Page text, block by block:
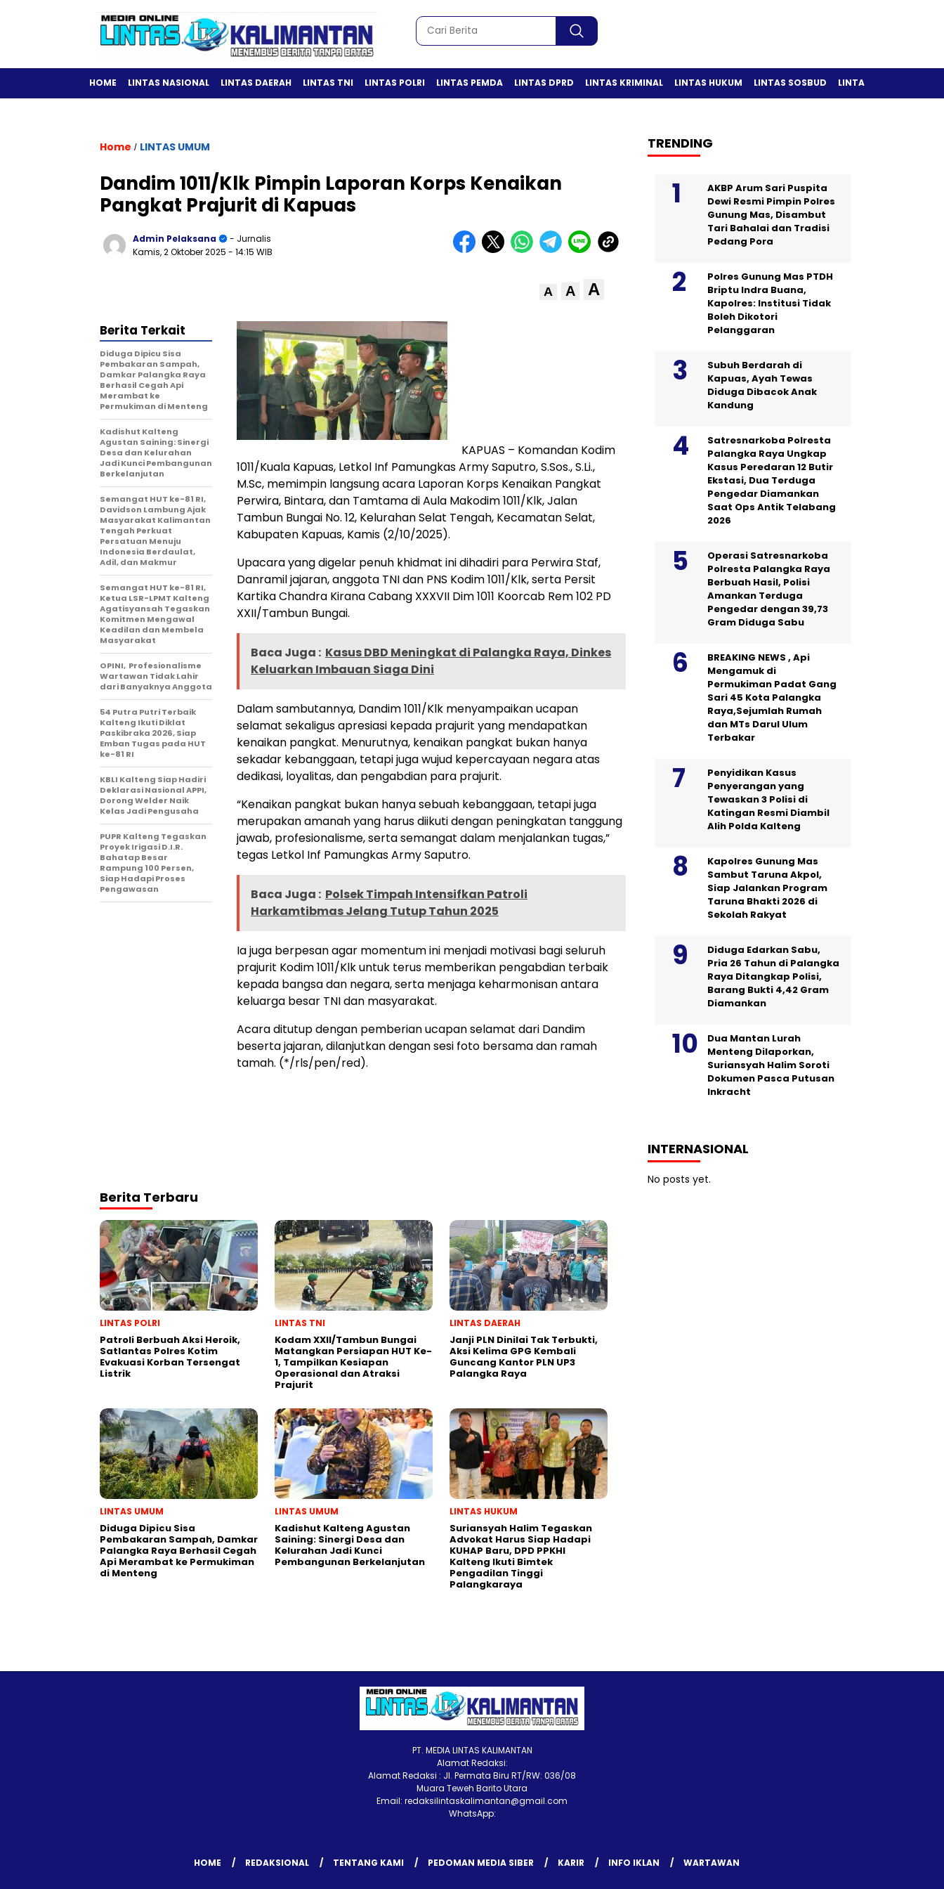
HOME LINTAS NASIONAL LINTAS DAERAH LINTAS TNI LINTAS POLRI LINTAS PEMDA LINTAS DPRD LINTAS KRIMINAL LINTAS HUKUM LINTAS SOSBUD LINTAS OLAH RAGA
Home / LINTAS UMUM
Dandim 1011/Klk Pimpin Laporan Korps Kenaikan
Pangkat Prajurit di Kapuas
Admin Pelaksana
- Jurnalis
Kamis, 2 Oktober 2025 - 14:15 WIB
A A A
KAPUAS – Komandan Kodim
1011/Kuala Kapuas, Letkol Inf Pamungkas Army Saputro, S.Sos., S.Li.,
M.Sc, memimpin langsung acara Laporan Korps Kenaikan Pangkat
Perwira, Bintara, dan Tamtama di Aula Makodim 1011/Klk, Jalan
Tambun Bungai No. 12, Kelurahan Selat Tengah, Kecamatan Selat,
Kabupaten Kapuas, Kamis (2/10/2025).
Upacara yang digelar penuh khidmat ini dihadiri para Perwira Staf,
Danramil jajaran, anggota TNI dan PNS Kodim 1011/Klk, serta Persit
Kartika Chandra Kirana Cabang XXXVII Dim 1011 Koorcab Rem 102 PD
XXII/Tambun Bungai.
Baca Juga : Kasus DBD Meningkat di Palangka Raya, Dinkes
Keluarkan Imbauan Siaga Dini
Dalam sambutannya, Dandim 1011/Klk menyampaikan ucapan
selamat sekaligus apresiasi kepada prajurit yang mendapatkan
kenaikan pangkat. Menurutnya, kenaikan pangkat bukan hanya
sekadar kebanggaan, tetapi juga wujud kepercayaan negara atas
dedikasi, loyalitas, dan pengabdian para prajurit.
“Kenaikan pangkat bukan hanya sebuah kebanggaan, tetapi juga
merupakan amanah yang harus diikuti dengan peningkatan tanggung
jawab, profesionalisme, serta semangat dalam menjalankan tugas,”
tegas Letkol Inf Pamungkas Army Saputro.
Baca Juga : Polsek Timpah Intensifkan Patroli
Harkamtibmas Jelang Tutup Tahun 2025
Ia juga berpesan agar momentum ini menjadi motivasi bagi seluruh
prajurit Kodim 1011/Klk untuk terus memberikan pengabdian terbaik
kepada bangsa dan negara, serta menjaga keharmonisan antara
keluarga besar TNI dan masyarakat.
Acara ditutup dengan pemberian ucapan selamat dari Dandim
beserta jajaran, dilanjutkan dengan sesi foto bersama dan ramah
tamah. (*/rls/pen/red).
Berita Terkait
Diduga Dipicu Sisa
Pembakaran Sampah,
Damkar Palangka Raya
Berhasil Cegah Api
Merambat ke
Permukiman di Menteng
Kadishut Kalteng
Agustan Saining: Sinergi
Desa dan Kelurahan
Jadi Kunci Pembangunan
Berkelanjutan
Semangat HUT ke-81 RI,
Davidson Lambung Ajak
Masyarakat Kalimantan
Tengah Perkuat
Persatuan Menuju
Indonesia Berdaulat,
Adil, dan Makmur
Semangat HUT ke-81 RI,
Ketua LSR-LPMT Kalteng
Agatisyansah Tegaskan
Komitmen Mengawal
Keadilan dan Membela
Masyarakat
OPINI, Profesionalisme
Wartawan Tidak Lahir
dari Banyaknya Anggota
54 Putra Putri Terbaik
Kalteng Ikuti Diklat
Paskibraka 2026, Siap
Emban Tugas pada HUT
ke-81 RI
KBLI Kalteng Siap Hadiri
Deklarasi Nasional APPI,
Dorong Welder Naik
Kelas Jadi Pengusaha
PUPR Kalteng Tegaskan
Proyek Irigasi D.I.R.
Bahatap Besar
Rampung 100 Persen,
Siap Hadapi Proses
Pengawasan
Berita Terbaru
LINTAS POLRI
Patroli Berbuah Aksi Heroik,
Satlantas Polres Kotim
Evakuasi Korban Tersengat
Listrik
LINTAS TNI
Kodam XXII/Tambun Bungai
Matangkan Persiapan HUT Ke-
1, Tampilkan Kesiapan
Operasional dan Atraksi
Prajurit
LINTAS DAERAH
Janji PLN Dinilai Tak Terbukti,
Aksi Kelima GPG Kembali
Guncang Kantor PLN UP3
Palangka Raya
LINTAS UMUM
Diduga Dipicu Sisa
Pembakaran Sampah, Damkar
Palangka Raya Berhasil Cegah
Api Merambat ke Permukiman
di Menteng
LINTAS UMUM
Kadishut Kalteng Agustan
Saining: Sinergi Desa dan
Kelurahan Jadi Kunci
Pembangunan Berkelanjutan
LINTAS HUKUM
Suriansyah Halim Tegaskan
Advokat Harus Siap Hadapi
KUHAP Baru, DPD PPKHI
Kalteng Ikuti Bimtek
Pengadilan Tinggi
Palangkaraya
TRENDING
AKBP Arum Sari Puspita
Dewi Resmi Pimpin Polres
Gunung Mas, Disambut
Tari Bahalai dan Tradisi
Pedang Pora
Polres Gunung Mas PTDH
Briptu Indra Buana,
Kapolres: Institusi Tidak
Boleh Dikotori
Pelanggaran
Subuh Berdarah di
Kapuas, Ayah Tewas
Diduga Dibacok Anak
Kandung
Satresnarkoba Polresta
Palangka Raya Ungkap
Kasus Peredaran 12 Butir
Ekstasi, Dua Terduga
Pengedar Diamankan
Saat Ops Antik Telabang
2026
Operasi Satresnarkoba
Polresta Palangka Raya
Berbuah Hasil, Polisi
Amankan Terduga
Pengedar dengan 39,73
Gram Diduga Sabu
BREAKING NEWS , Api
Mengamuk di
Permukiman Padat Gang
Sari 45 Kota Palangka
Raya,Sejumlah Rumah
dan MTs Darul Ulum
Terbakar
Penyidikan Kasus
Penyerangan yang
Tewaskan 3 Polisi di
Katingan Resmi Diambil
Alih Polda Kalteng
Kapolres Gunung Mas
Sambut Taruna Akpol,
Siap Jalankan Program
Taruna Bhakti 2026 di
Sekolah Rakyat
Diduga Edarkan Sabu,
Pria 26 Tahun di Palangka
Raya Ditangkap Polisi,
Barang Bukti 4,42 Gram
Diamankan
Dua Mantan Lurah
Menteng Dilaporkan,
Suriansyah Halim Soroti
Dokumen Pasca Putusan
Inkracht
INTERNASIONAL
No posts yet.
PT. MEDIA LINTAS KALIMANTAN
Alamat Redaksi:
Alamat Redaksi : Jl. Permata Biru RT/RW: 036/08
Muara Teweh Barito Utara
Email: redaksilintaskalimantan@gmail.com
WhatsApp:
HOME REDAKSIONAL TENTANG KAMI PEDOMAN MEDIA SIBER KARIR INFO IKLAN WARTAWAN